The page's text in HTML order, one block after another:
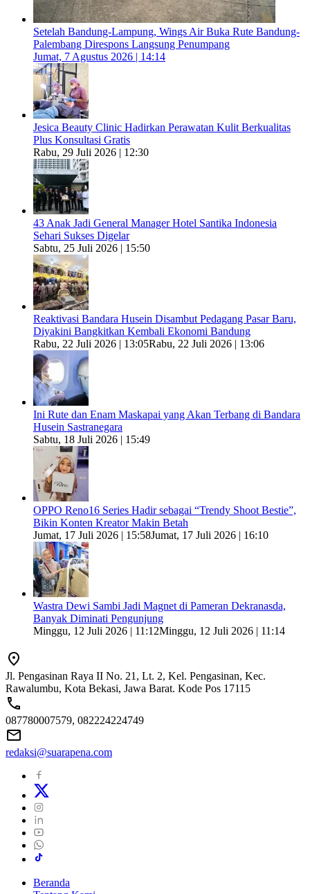
Setelah Bandung-Lampung, Wings Air Buka Rute Bandung-
Palembang Direspons Langsung Penumpang
Jumat, 7 Agustus 2026 | 14:14
Jesica Beauty Clinic Hadirkan Perawatan Kulit Berkualitas
Plus Konsultasi Gratis
Rabu, 29 Juli 2026 | 12:30
43 Anak Jadi General Manager Hotel Santika Indonesia
Sehari Sukses Digelar
Sabtu, 25 Juli 2026 | 15:50
Reaktivasi Bandara Husein Disambut Pedagang Pasar Baru,
Diyakini Bangkitkan Kembali Ekonomi Bandung
Rabu, 22 Juli 2026 | 13:05Rabu, 22 Juli 2026 | 13:06
Ini Rute dan Enam Maskapai yang Akan Terbang di Bandara
Husein Sastranegara
Sabtu, 18 Juli 2026 | 15:49
OPPO Reno16 Series Hadir sebagai “Trendy Shoot Bestie”,
Bikin Konten Kreator Makin Betah
Jumat, 17 Juli 2026 | 15:58Jumat, 17 Juli 2026 | 16:10
Wastra Dewi Sambi Jadi Magnet di Pameran Dekranasda,
Banyak Diminati Pengunjung
Minggu, 12 Juli 2026 | 11:12Minggu, 12 Juli 2026 | 11:14
Jl. Pengasinan Raya II No. 21, Lt. 2, Kel. Pengasinan, Kec.
Rawalumbu, Kota Bekasi, Jawa Barat. Kode Pos 17115
087780007579, 082224224749
redaksi@suarapena.com
Beranda